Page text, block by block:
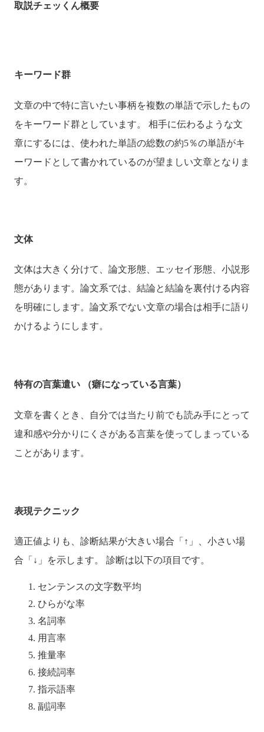
取説チェッくん概要
キーワード群
文章の中で特に言いたい事柄を複数の単語で示したもの
をキーワード群としています。 相手に伝わるような文
章にするには、使われた単語の総数の約5％の単語がキ
ーワードとして書かれているのが望ましい文章となりま
す。
文体
文体は大きく分けて、論文形態、エッセイ形態、小説形
態があります。論文系では、結論と結論を裏付ける内容
を明確にします。論文系でない文章の場合は相手に語り
かけるようにします。
特有の言葉遣い （癖になっている言葉）
文章を書くとき、自分では当たり前でも読み手にとって
違和感や分かりにくさがある言葉を使ってしまっている
ことがあります。
表現テクニック
適正値よりも、診断結果が大きい場合「↑」、小さい場
合「↓」を示します。 診断は以下の項目です。
センテンスの文字数平均
ひらがな率
名詞率
用言率
推量率
接続詞率
指示語率
副詞率